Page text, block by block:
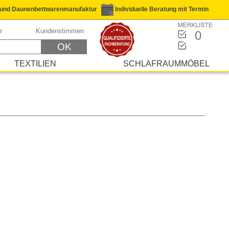
Individuelle Beratung mit Termin
Daunenbettwarenmanufaktur
Kostenlose Parkplätze
Kundenstimmen
OK
0
TEXTILIEN SCHLAFRAUMMÖBEL